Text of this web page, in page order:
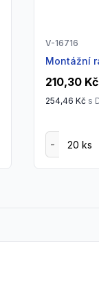
V-16716
Montážní
210,30 Kč
254,46 Kč s